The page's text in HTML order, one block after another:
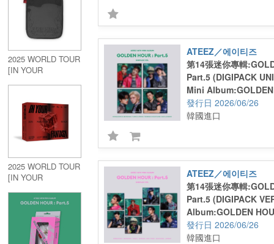
2025 WORLD TOUR
[IN YOUR
CODE)
2025 WORLD TOUR
[IN YOUR
INCHEON (2DVD)
ATEEZ／에이티즈
第14張迷你專輯
Part.5 (DIGIPACK
Mini
(DIGIPACK UNIT
2026/06/26
韓國進口
ATEEZ／에이티즈
第14張迷你專輯
Part.5 (DIGIPACK
Album:GOLDEN
(DIGIPACK VER.)
2026/06/26
韓國進口